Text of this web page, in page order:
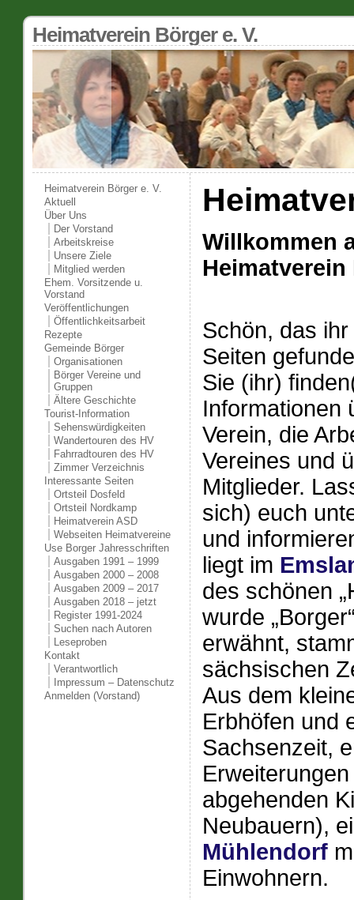
Heimatverein Börger e. V.
Heimatverein Börger e. V.
Aktuell
Über Uns
Der Vorstand
Arbeitskreise
Unsere Ziele
Mitglied werden
Ehem. Vorsitzende u.
Vorstand
Veröffentlichungen
Öffentlichkeitsarbeit
Rezepte
Gemeinde Börger
Organisationen
Börger Vereine und
Gruppen
Ältere Geschichte
Tourist-Information
Sehenswürdigkeiten
Wandertouren des HV
Fahrradtouren des HV
Zimmer Verzeichnis
Interessante Seiten
Ortsteil Dosfeld
Ortsteil Nordkamp
Heimatverein ASD
Webseiten Heimatvereine
Use Borger Jahresschriften
Ausgaben 1991 – 1999
Ausgaben 2000 – 2008
Ausgaben 2009 – 2017
Ausgaben 2018 – jetzt
Register 1991-2024
Suchen nach Autoren
Leseproben
Kontakt
Verantwortlich
Impressum – Datenschutz
Anmelden (Vorstand)
Willkommen
Heimatverein
Schön, das
Seiten
Sie (ihr)
Informationen
Verein, die
Vereines und
Mitglieder.
sich) euch
und
liegt im
des schönen
wurde
erwähnt,
sächsischen
Aus dem
Erbhöfen und
Sachsenzeit,
abgehenden
Neubauern),
Mühlendorf
Einwohnern.